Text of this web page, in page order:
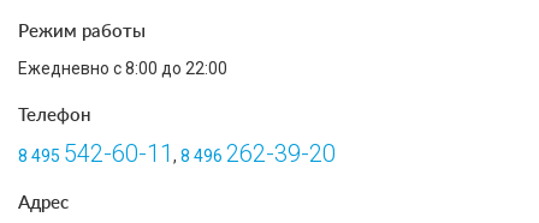
Режим работы
Ежедневно с 8:00 до 22:00
Телефон
8 495 542-60-11 , 8 496 262-39-20
Адрес